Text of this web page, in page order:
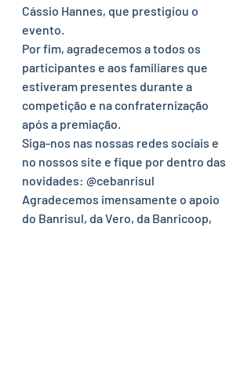
Cássio Hannes, que prestigiou o
evento.
Por fim, agradecemos a todos os
participantes e aos familiares que
estiveram presentes durante a
competição e na confraternização
após a premiação.
Siga-nos nas nossas redes sociais e
no nossos site e fique por dentro das
novidades: @cebanrisul
Agradecemos imensamente o apoio
do Banrisul, da Vero, da Banricoop,